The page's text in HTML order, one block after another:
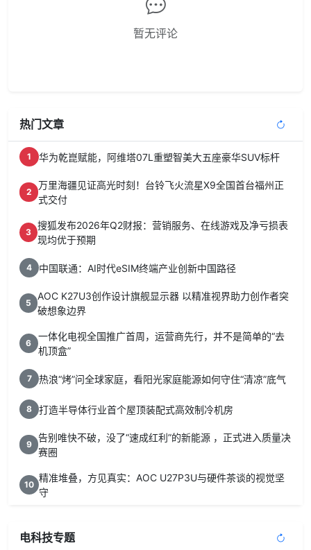
暂无评论
热门文章
1 华为乾崑赋能，阿维塔07L重塑智美大五座豪华SUV标杆
2
万里海疆见证高光时刻！台铃飞火流星X9全国首台福州正
式交付
3
搜狐发布2026年Q2财报：营销服务、在线游戏及净亏损表
现均优于预期
4 中国联通：AI时代eSIM终端产业创新中国路径
5
AOC K27U3创作设计旗舰显示器 以精准视界助力创作者突
破想象边界
6
一体化电视全国推广首周，运营商先行，并不是简单的“去
机顶盒”
7 热浪“烤”问全球家庭，看阳光家庭能源如何守住“清凉”底气
8 打造半导体行业首个屋顶装配式高效制冷机房
9
告别唯快不破，没了“速成红利”的新能源 ，正式进入质量决
赛圈
10
精准堆叠，方见真实：AOC U27P3U与硬件茶谈的视觉坚
守
电科技专题